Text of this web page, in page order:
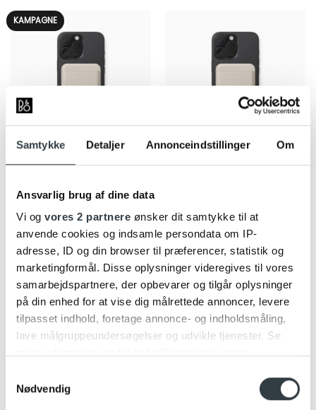
Samtykke Detaljer Annonceindstillinger Om
Ansvarlig brug af dine data
Vi og vores 2 partnere ønsker dit samtykke til at
anvende cookies og indsamle persondata om IP-
adresse, ID og din browser til præferencer, statistik og
marketingformål. Disse oplysninger videregives til vores
samarbejdspartnere, der opbevarer og tilgår oplysninger
på din enhed for at vise dig målrettede annoncer, levere
tilpasset indhold, foretage annonce- og indholdsmåling,
lave målgruppeundersøgelser og udvikle tjenester. Se
tilbage eller ændre indstillinger fra vores
"Cookiedeklaration", eller ved at trykke på "Privacy
Nødvendig
KAMPAGNE
kortholder
749,00kr. 749,00kr.
KAMPAGNEPRIS
KAMPAGNE